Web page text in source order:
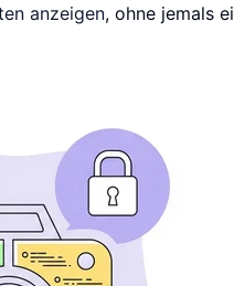
anzeigen, ohne jemals